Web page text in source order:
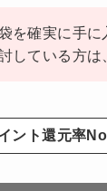
を確実に手に
している方
ント還元率